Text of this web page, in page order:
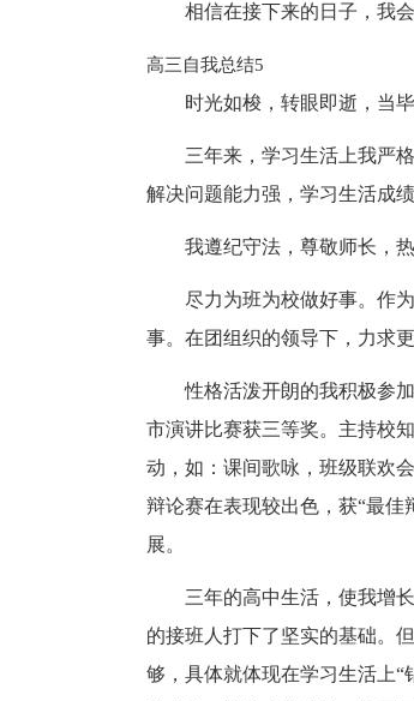
相信在接下来的日子，我
高三自我总结5
时光如梭，转眼即逝，当
三年来，学习生活上我严
解决问题能力强，学习生活成绩
我遵纪守法，尊敬师长，
尽力为班为校做好事。作
事。在团组织的领导下，力求
性格活泼开朗的我积极参
市演讲比赛获三等奖。主持校
动，如：课间歌咏，班级联欢
辩论赛在表现较出色，获“最
展。
三年的高中生活，使我增
的接班人打下了坚实的基础。
够，具体就体现在学习生活上“